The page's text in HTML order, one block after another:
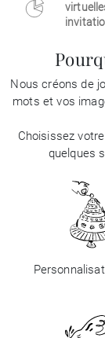
Nous créons de
mots et vos
Choisissez
quelques